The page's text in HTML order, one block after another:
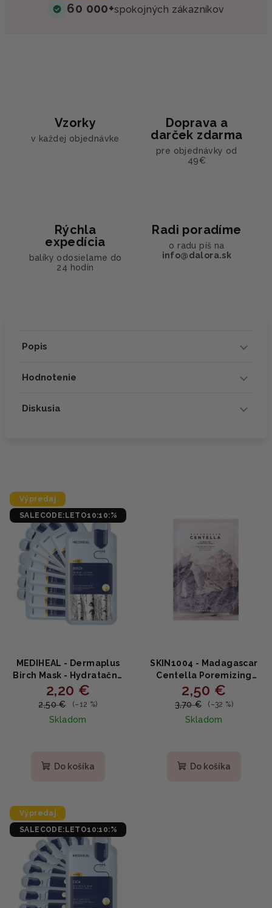
60 000+spokojných zákazníkov
Vzorky
v každej objednávke
Doprava a
darček zdarma
pre objednávky od
49€
Rýchla
expedícia
balíky odosielame do
24 hodín
Radi poradíme
o radu píš na
info@dalora.sk
Popis
Hodnotenie
Diskusia
Výpredaj
SALECODE:LETO10:10:%
MEDIHEAL - Dermaplus
Birch Mask - Hydratačná
upokojujúca plátená
maska s brezovou
miazgou 22ml
2,20 €
2,50 € (–12 %)
Skladom
Do košíka
SKIN1004 - Madagascar
Centella Poremizing
Clarifying Mask - Čistiaca
ílová maska na
minimalizáciu pórov
23ml
2,50 €
3,70 € (–32 %)
Skladom
Do košíka
Výpredaj
SALECODE:LETO10:10:%